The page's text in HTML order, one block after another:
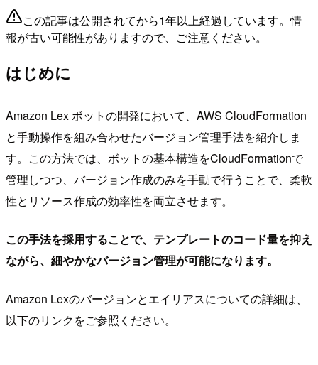
この記事は公開されてから1年以上経過しています。情
報が古い可能性がありますので、ご注意ください。
はじめに
Amazon Lex ボットの開発において、AWS CloudFormation
と手動操作を組み合わせたバージョン管理手法を紹介しま
す。この方法では、ボットの基本構造をCloudFormationで
管理しつつ、バージョン作成のみを手動で行うことで、柔軟
性とリソース作成の効率性を両立させます。
この手法を採用することで、テンプレートのコード量を抑え
ながら、細やかなバージョン管理が可能になります。
Amazon Lexのバージョンとエイリアスについての詳細は、
以下のリンクをご参照ください。